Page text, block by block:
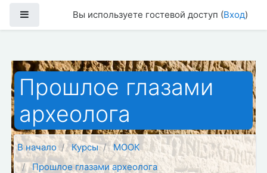
Боковая панельВы используете гостевой доступ (Вход)
Прошлое глазами
археолога
В начало Курсы
МООК
Прошлое глазами археолога